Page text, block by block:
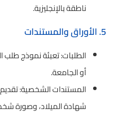
ناطقة بالإنجليزية.
5. الأوراق والمستندات
الطلبات: تعبئة نموذج
أو الجامعة.
المستندات الشخصية:
شهادة الميلاد، وصورة